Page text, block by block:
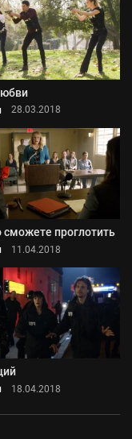
28.03.2018
сможете проглотить
11.04.2018
18.04.2018